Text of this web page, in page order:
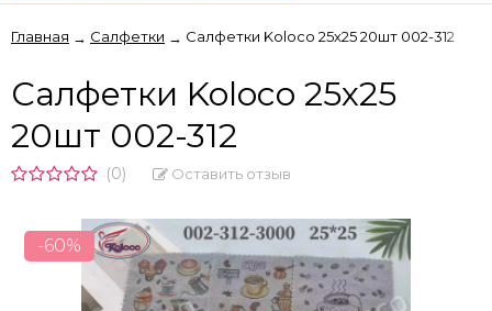
Главная → Салфетки → Салфетки Koloco 25х25 20шт 002-312
Салфетки Koloco 25х25
20шт 002-312
(0) Оставить отзыв
-60%